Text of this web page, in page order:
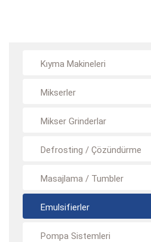
Kıyma Makineleri
Mikserler
Mikser Grinderlar
Defrosting / Çözündürme
Masajlama / Tumbler
Emulsifierler
Pompa Sistemleri